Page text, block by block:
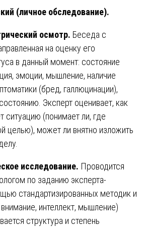
(личное обследование).
осмотр. Беседа с
на оценку его
в данный момент: состояние
эмоции, мышление, наличие
(бред, галлюцинации),
Эксперт оценивает, как
ситуацию (понимает ли, где
целью), может ли внятно изложить
исследование. Проводится
по заданию эксперта-
стандартизированных методик и
интеллект, мышление)
структура и степень